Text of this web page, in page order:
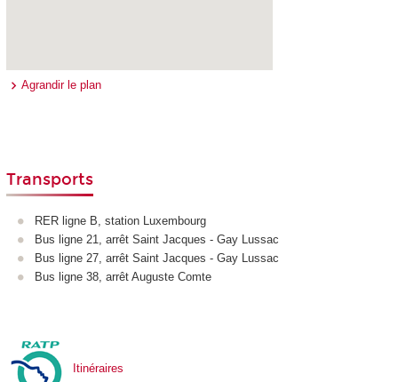
Agrandir le plan
Transports
RER ligne B, station Luxembourg
Bus ligne 21, arrêt Saint Jacques - Gay Lussac
Bus ligne 27, arrêt Saint Jacques - Gay Lussac
Bus ligne 38, arrêt Auguste Comte
Itinéraires